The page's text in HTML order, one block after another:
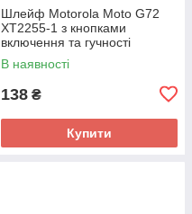
Шлейф Motorola Moto G72
XT2255-1 з кнопками
включення та гучності
В наявності
138 ₴
Купити